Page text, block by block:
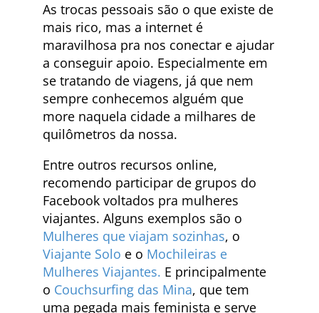
As trocas pessoais são o que existe de
mais rico, mas a internet é
maravilhosa pra nos conectar e ajudar
a conseguir apoio. Especialmente em
se tratando de viagens, já que nem
sempre conhecemos alguém que
more naquela cidade a milhares de
quilômetros da nossa.
Entre outros recursos online,
recomendo participar de grupos do
Facebook voltados pra mulheres
viajantes. Alguns exemplos são o
Mulheres que viajam sozinhas, o
Viajante Solo e o Mochileiras e
Mulheres Viajantes. E principalmente
o Couchsurfing das Mina, que tem
uma pegada mais feminista e serve